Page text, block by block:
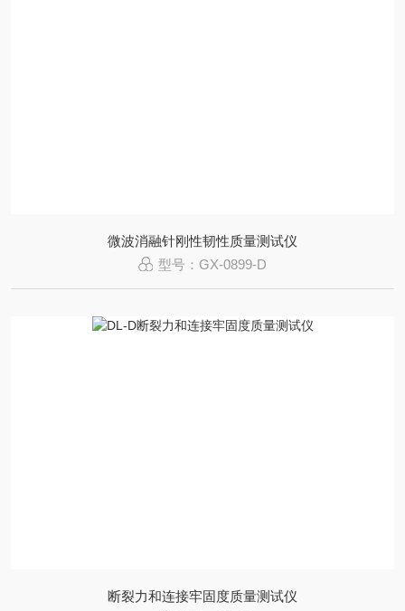
微波消融针刚性韧性质量测试仪
型号：GX-0899-D
断裂力和连接牢固度质量测试仪